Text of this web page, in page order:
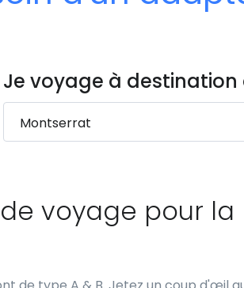
Je voyage à destination
voyage pour la